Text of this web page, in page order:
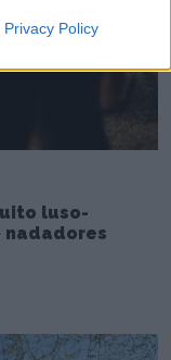
Privacy Policy
luso-
nadadores